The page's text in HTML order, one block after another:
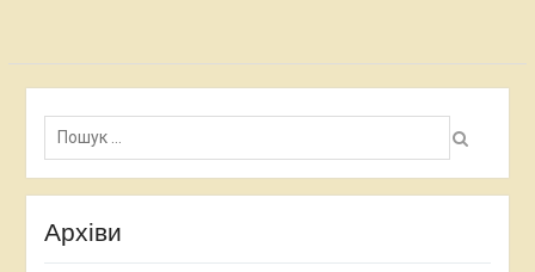
Пошук:
Архіви